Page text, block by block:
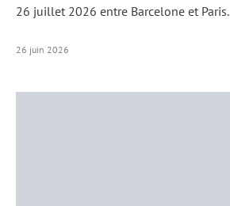
26 juillet 2026 entre Barcelone et Paris.
26 juin 2026